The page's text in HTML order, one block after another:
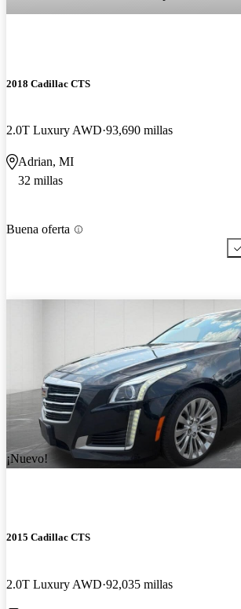
2018 Cadillac CTS
2.0T Luxury AWD 93,690 millas
Adrian, MI
32 millas
Buena oferta
¡Nuevo!
2015 Cadillac CTS
2.0T Luxury AWD 92,035 millas